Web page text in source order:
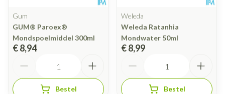
Gum
GUM® Paroex®
Mondspoelmiddel 300ml
€ 8,94
Bestel
Weleda
Weleda Ratanhia
Mondwater 50ml
€ 8,99
Bestel